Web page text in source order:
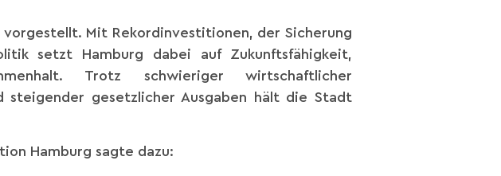
Mit Rekordinvestitionen, der Sicherung
setzt Hamburg dabei auf Zukunftsfähigkeit,
Trotz schwieriger wirtschaftlicher
steigender gesetzlicher Ausgaben hält die Stadt
Hamburg sagte dazu: